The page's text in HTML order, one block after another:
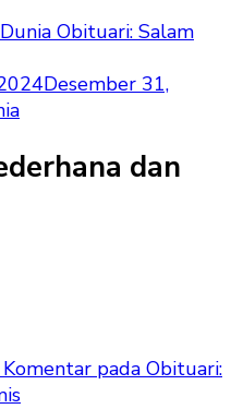
Obituari: Salam
Desember 31,
dan
pada Obituari: